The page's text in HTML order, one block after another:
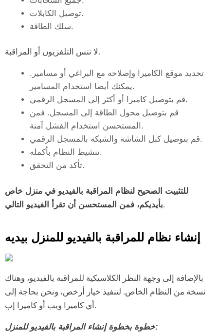
توصيل الكابلات.
سلك الطاقة.
لا تنس التلفزيون أو المراقبة.
تحديد موقع الكاميرا وإصلاحه مع البراغي أو مسامير.
يمكنك أيضا استخدام المسامير.
قم بتوصيل كاميرا أو أكثر إلى المسجل الرقمي.
قم بتوصيل محول الطاقة إلى المسجل. فمن
المستحسن استخدام الفشل آمنة.
قم بتوصیل کبل الشاشة والشبکة بالمسجل الرقمي.
تنشيط النظام بأكمله.
تأكد من التحقق.
للتثبيت الصحيح لنظام المراقبة بالفيديو في منزل خاص
بأيديكم، فمن المستحسن أن تقرأ الفيديو التالي.
إنشاء نظام للمراقبة بالفيديو للمنزل بيديه
بالإضافة إلى وجهة النظر الكلاسيكية للمراقبة بالفيديو، وهناك
نسخة من النظام الخاص. لتنفيذ خيار أرخص، ونحن بحاجة إلى
أي كاميرا ويب أو كاميرا إب.
خطوة بخطوة إنشاء المراقبة بالفيديو للمنزل: